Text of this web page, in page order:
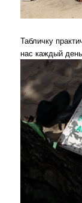
Табличку
нас каждый